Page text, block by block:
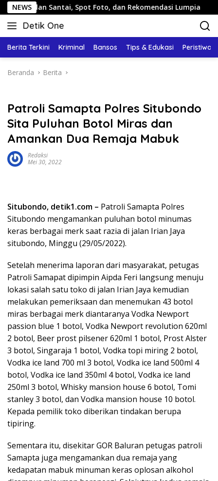
Langsung
ke
konten
NEWS
Jalan Santai, Spot Foto, dan Rekomendasi Lumpia
Detik One
Tajam
Fakta
Berita Terkini Kriminal Bansos Tips & Edukasi Peristiwa
Beranda Berita
Patroli Samapta Polres Situbondo
Sita Puluhan Botol Miras dan
Amankan Dua Remaja Mabuk
Redaksi
Mei 30, 2022
Situbondo, detik1.com – Patroli Samapta Polres
Situbondo mengamankan puluhan botol minumas
keras berbagai merk saat razia di jalan Irian Jaya
situbondo, Minggu (29/05/2022).
Setelah menerima laporan dari masyarakat, petugas
Patroli Samapat dipimpin Aipda Feri langsung menuju
lokasi salah satu toko di jalan Irian Jaya kemudian
melakukan pemeriksaan dan menemukan 43 botol
miras berbagai merk diantaranya Vodka Newport
passion blue 1 botol, Vodka Newport revolution 620ml
2 botol, Beer prost pilsener 620ml 1 botol, Prost Alster
3 botol, Singaraja 1 botol, Vodka topi miring 2 botol,
Vodka ice land 700 ml 3 botol, Vodka ice land 500ml 4
botol, Vodka ice land 350ml 4 botol, Vodka ice land
250ml 3 botol, Whisky mansion house 6 botol, Tomi
stanley 3 botol, dan Vodka mansion house 10 botol.
Kepada pemilik toko diberikan tindakan berupa
tipiring.
Sementara itu, disekitar GOR Baluran petugas patroli
Samapta juga mengamankan dua remaja yang
kedapatan mabuk minuman keras oplosan alkohol